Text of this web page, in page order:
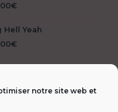
notre site web et
€
Hell Yeah
€